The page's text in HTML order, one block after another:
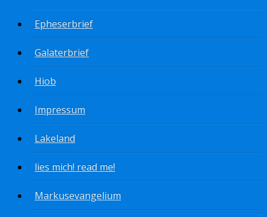
Epheserbrief
Galaterbrief
Hiob
Impressum
Lakeland
lies mich! read me!
Markusevangelium